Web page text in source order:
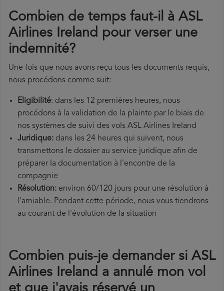
Combien de temps faut-il à ASL
Airlines Ireland pour verser une
indemnité?
Une fois que nous avons reçu tous les documents requis,
nous procédons comme suit:
Eligibilité: dans les 12 premières heures, nous
procédons à la validation de la plainte par le biais de
nos systèmes de suivi des vols ASL Airlines Ireland
Juridique: dans les 24 heures qui suivent, nous
transmettons le dossier au service juridique afin de
préparer la documentation à l'encontre de la
compagnie
Résolution: environ 60/120 jours pour une résolution à
l'amiable. Pendant cette période, nous vous tiendrons
au courant de l'évolution de la situation
Combien puis-je demander si ASL
Airlines Ireland a annulé mon vol